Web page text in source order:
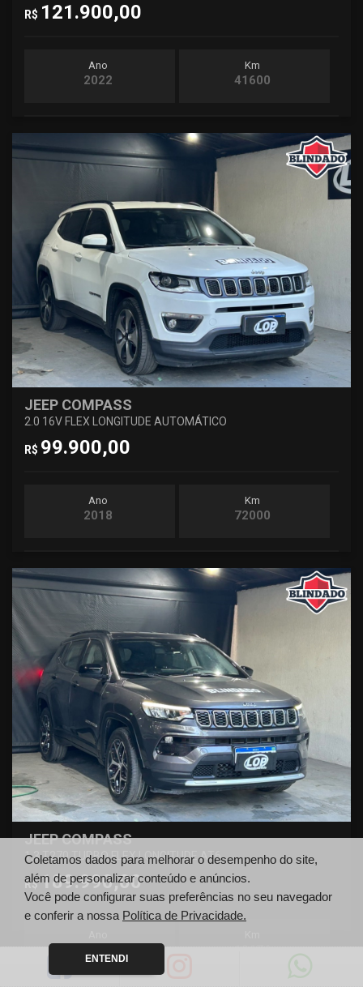
R$ 121.900,00
Ano
2022
Km
41600
JEEP COMPASS
2.0 16V FLEX LONGITUDE AUTOMÁTICO
R$ 99.900,00
Ano
2018
Km
72000
JEEP COMPASS
1.3 T270 TURBO FLEX LONGITUDE AT6
R$189.990,00
19674
Coletamos dados para melhorar o desempenho do site,
além de personalizar conteúdo e anúncios.
Você pode configurar suas preferências no seu navegador
e conferir a nossa Política de Privacidade.
ENTENDI